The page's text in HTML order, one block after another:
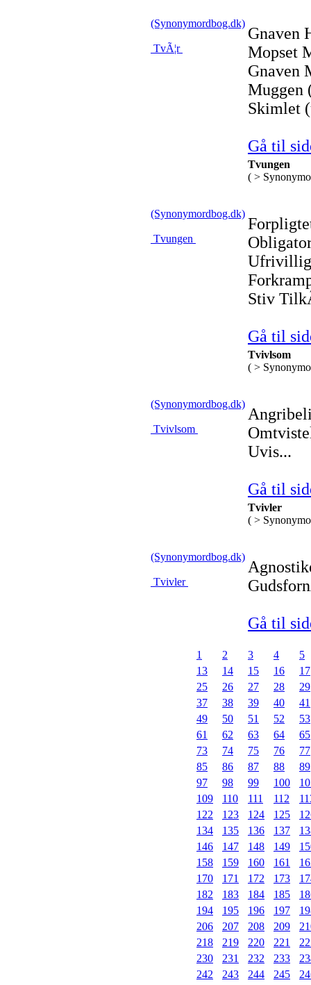
(Synonymordbog.dk)
TvÃ¦r
Gnaven
Mopset
Gnaven
Muggen
Skimlet
Gå til
(Synonymordbog.dk)
Tvungen
Tvungen
( >
Ufrivillig
Stiv
Gå til
(Synonymordbog.dk)
Tvivlsom
Tvivlsom
( >
Uvis...
Gå til
(Synonymordbog.dk)
Tvivler
Tvivler
( >
Gå til
1 2 3 4
5
13
14 15 16
17
25
26 27 28
29
37
38 39 40
41
49
50 51 52
53
61
62 63 64
65
73
74 75 76
77
85
86 87 88
89
97
98 99 100
109
110 111 112
122
123 124 125
134
135 136 137
146
147 148 149
158
159 160 161
170
171 172 173
182
183 184 185
194
195 196 197
206
207 208 209
218
219 220 221
230
231 232 233
242
243 244 245